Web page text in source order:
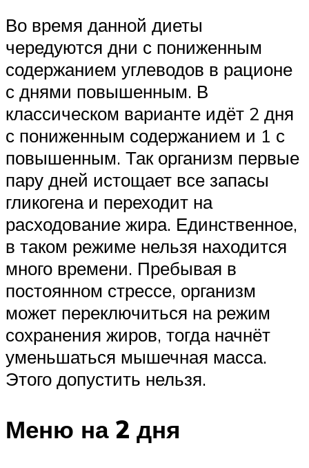
Во время данной диеты
чередуются дни с пониженным
содержанием углеводов в рационе
с днями повышенным. В
классическом варианте идёт 2 дня
с пониженным содержанием и 1 с
повышенным. Так организм первые
пару дней истощает все запасы
гликогена и переходит на
расходование жира. Единственное,
в таком режиме нельзя находится
много времени. Пребывая в
постоянном стрессе, организм
может переключиться на режим
сохранения жиров, тогда начнёт
уменьшаться мышечная масса.
Этого допустить нельзя.
Меню на 2 дня